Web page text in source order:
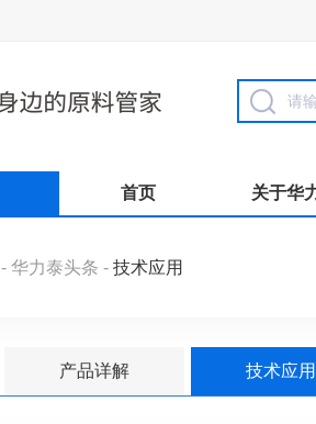
首页 关于华
-华力泰头条 -技术应用
产品详解 技术应用